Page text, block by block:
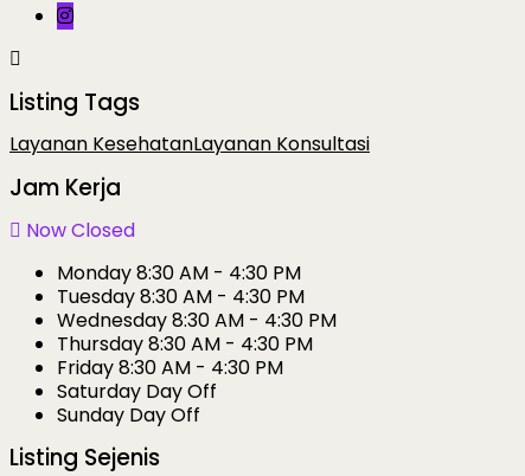
Listing Tags
Layanan KesehatanLayanan Konsultasi
Jam Kerja
Now Closed
Monday8:30 AM - 4:30 PM
Tuesday8:30 AM - 4:30 PM
Wednesday8:30 AM - 4:30 PM
Thursday8:30 AM - 4:30 PM
Friday8:30 AM - 4:30 PM
Saturday Day Off
Sunday Day Off
Listing Sejenis